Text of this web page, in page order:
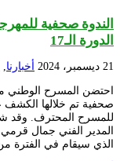
الندوة صحفية
الدورة الـ17
21 ديسمبر، 2024 أخبارنا
صحفية تم خلالها الكشف
للمسرح المحترف. وقد
المدير الفني جمال
الذي سيقام في الفترة من 20 إلى 30